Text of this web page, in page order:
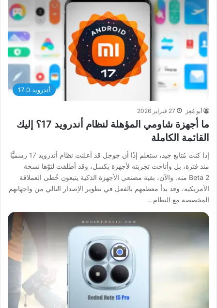
أندرويد 17.0
أبو مُعِز 27 فبراير 2026
ما أجهزة شاومي المؤهلة لنظام أندرويد 17؟ إليك
القائمة الكاملة
إذا كنت مُتابع جيد، ستعلم إذًا أن جوجل قد أعلنت نظام أندرويد 17 رسميًّا
منذ فترة، بل وأتاحت تجربته لأجهزة بكسل، وقد أطلقت لتوّها نسخة
Beta 2 منه. والآن، بقية مصنعي الأجهزة الذكية يتبعون خُطى العملاقة
الأمريكية، وقد بدأ معظمهم بالفعل في تطوير الإصدار التالي من واجهاتهم
المخصصة مع النظام…